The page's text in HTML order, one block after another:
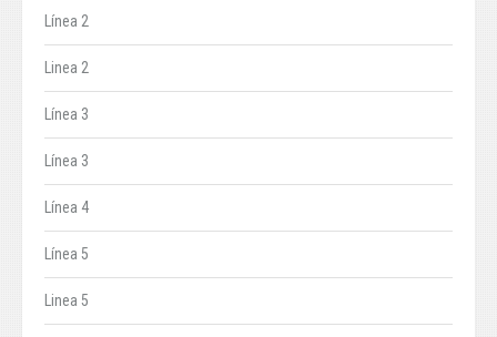
Línea 2
Linea 2
Línea 3
Línea 3
Línea 4
Línea 5
Linea 5